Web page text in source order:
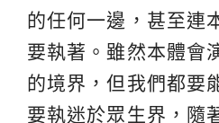
的任何一邊，甚至連
要執著。雖然本體會
的境界，但我們都要
要執迷於眾生界，隨